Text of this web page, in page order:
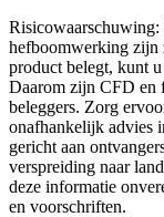
Risicowaarschuwing:
hefboomwerking zijn
product belegt, kunt
Daarom zijn CFD en
beleggers. Zorg
onafhankelijk advies
gericht aan
verspreiding naar
deze informatie
en voorschriften.